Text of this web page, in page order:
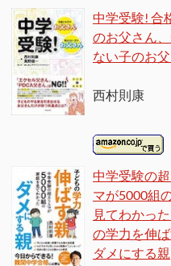
中学受験! 合
のお父さん
ない子のお父
西村則康
中学受験の
マが5000組
見てわかっ
の学力を伸ば
ダメにする親